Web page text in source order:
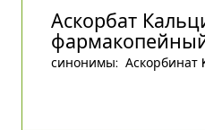
Аскорбат
синонимы: Аскорбинат